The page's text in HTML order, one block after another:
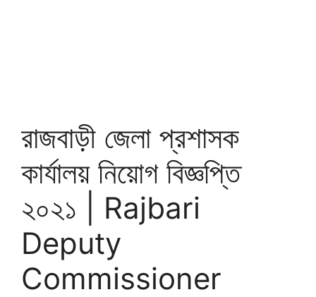
রাজবাড়ী জেলা প্রশাসক
কার্যালয় নিয়োগ বিজ্ঞপ্তি
২০২১ | Rajbari
Deputy
Commissioner